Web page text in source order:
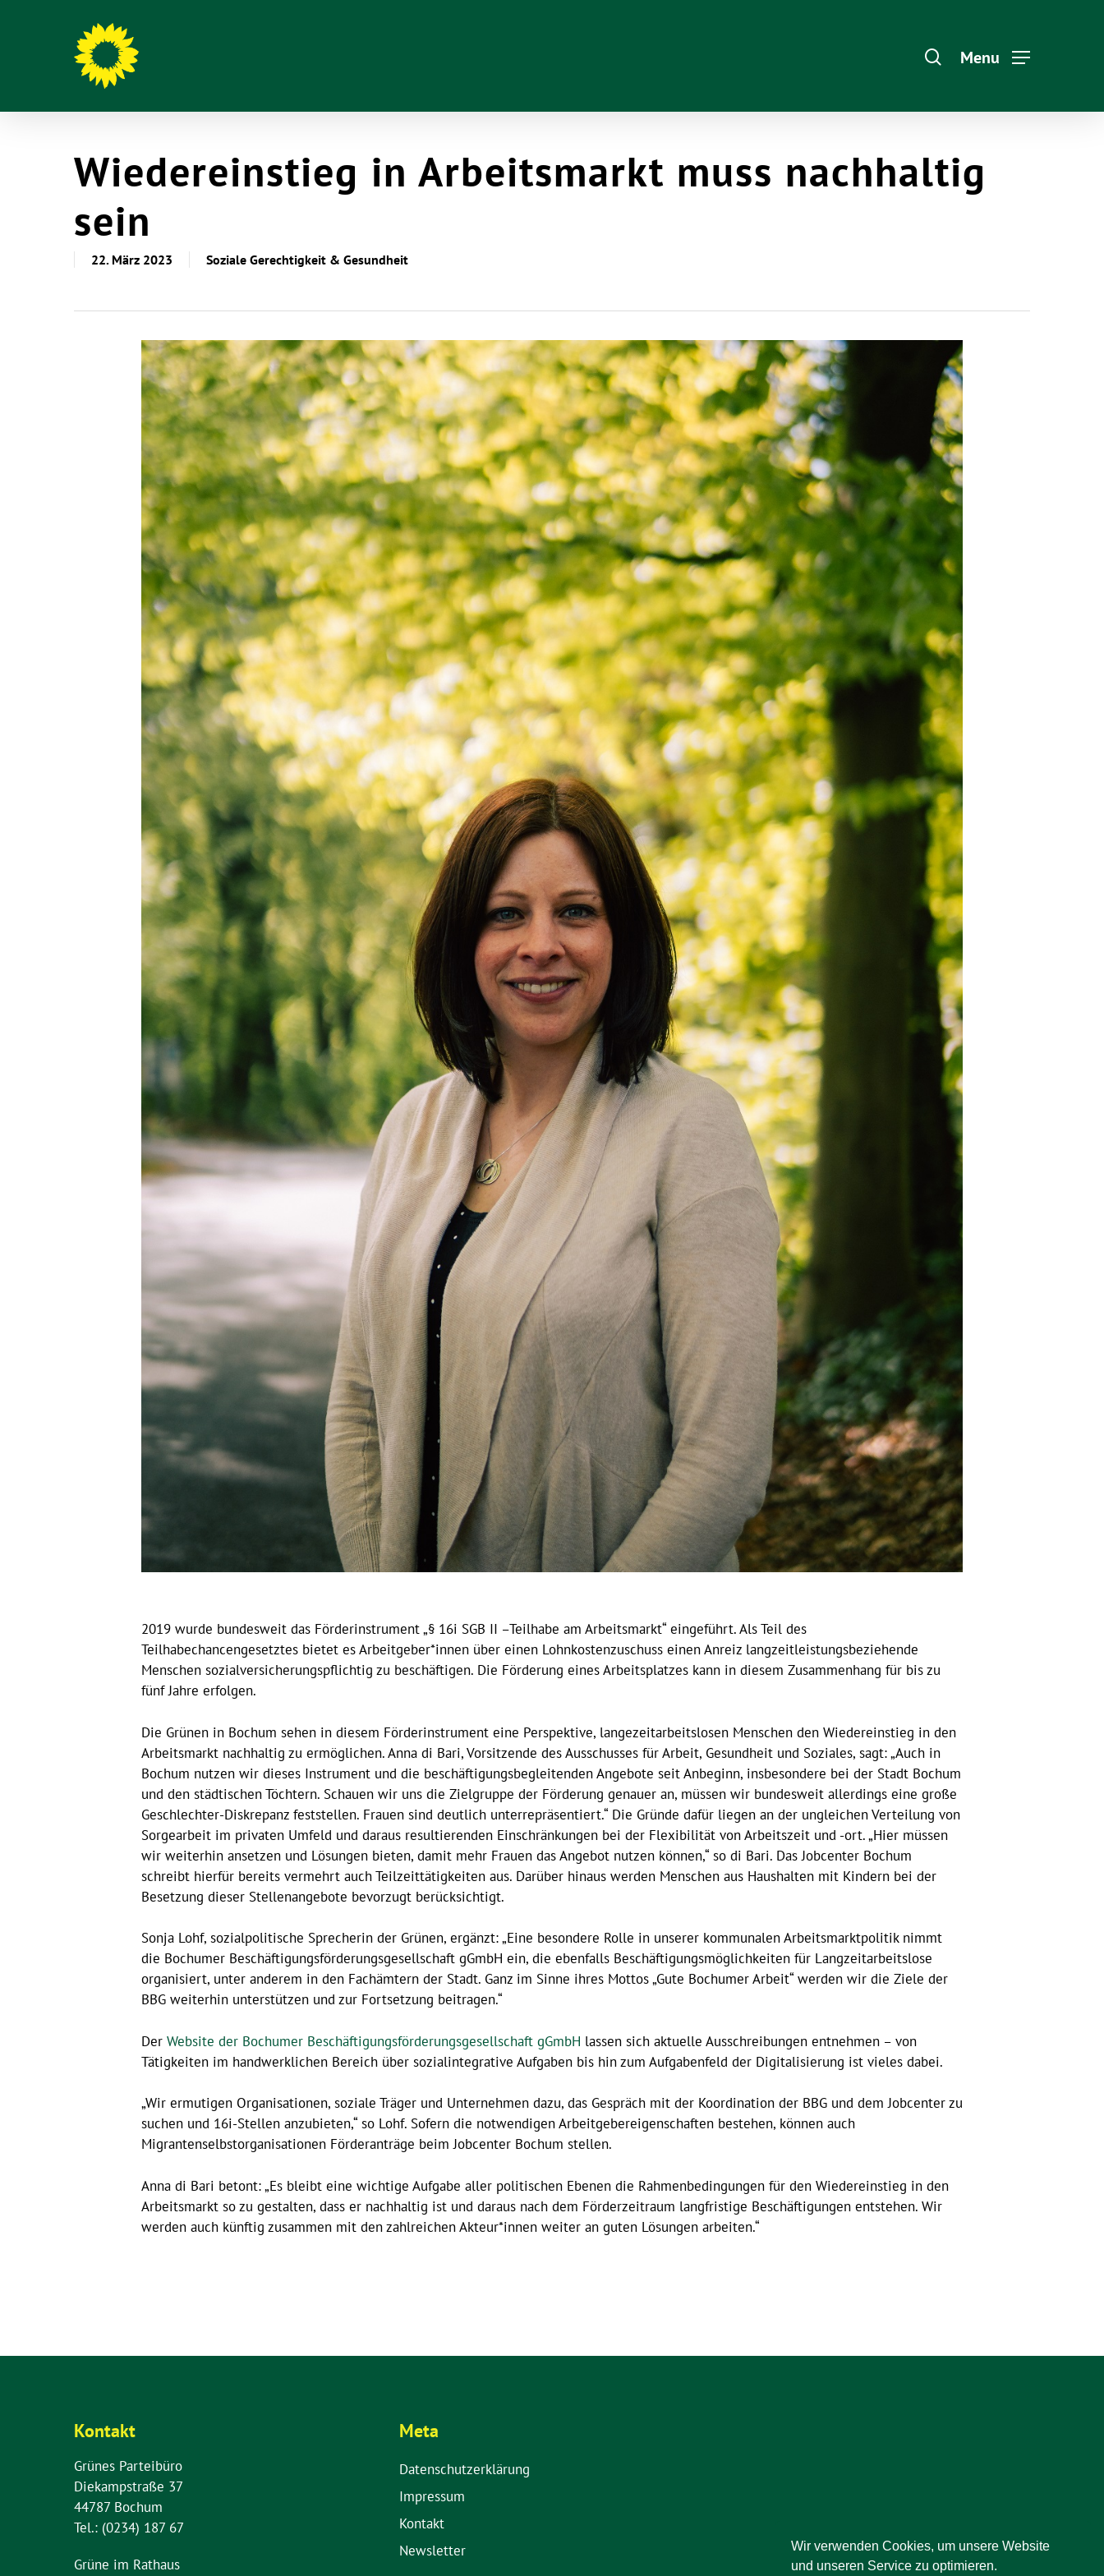
Hit enter to search or ESC to close
Menu
Wiedereinstieg in Arbeitsmarkt muss nachhaltig
sein
22. März 2023 Soziale Gerechtigkeit & Gesundheit
2019 wurde bundesweit das Förderinstrument „§ 16i SGB II –Teilhabe am Arbeitsmarkt“ eingeführt. Als Teil des
Teilhabechancengesetztes bietet es Arbeitgeber*innen über einen Lohnkostenzuschuss einen Anreiz langzeitleistungsbeziehende
Menschen sozialversicherungspflichtig zu beschäftigen. Die Förderung eines Arbeitsplatzes kann in diesem Zusammenhang für bis zu
fünf Jahre erfolgen.
Die Grünen in Bochum sehen in diesem Förderinstrument eine Perspektive, langezeitarbeitslosen Menschen den Wiedereinstieg in den
Arbeitsmarkt nachhaltig zu ermöglichen. Anna di Bari, Vorsitzende des Ausschusses für Arbeit, Gesundheit und Soziales, sagt: „Auch in
Bochum nutzen wir dieses Instrument und die beschäftigungsbegleitenden Angebote seit Anbeginn, insbesondere bei der Stadt Bochum
und den städtischen Töchtern. Schauen wir uns die Zielgruppe der Förderung genauer an, müssen wir bundesweit allerdings eine große
Geschlechter-Diskrepanz feststellen. Frauen sind deutlich unterrepräsentiert.“ Die Gründe dafür liegen an der ungleichen Verteilung von
Sorgearbeit im privaten Umfeld und daraus resultierenden Einschränkungen bei der Flexibilität von Arbeitszeit und -ort. „Hier müssen
wir weiterhin ansetzen und Lösungen bieten, damit mehr Frauen das Angebot nutzen können,“ so di Bari. Das Jobcenter Bochum
schreibt hierfür bereits vermehrt auch Teilzeittätigkeiten aus. Darüber hinaus werden Menschen aus Haushalten mit Kindern bei der
Besetzung dieser Stellenangebote bevorzugt berücksichtigt.
Sonja Lohf, sozialpolitische Sprecherin der Grünen, ergänzt: „Eine besondere Rolle in unserer kommunalen Arbeitsmarktpolitik nimmt
die Bochumer Beschäftigungsförderungsgesellschaft gGmbH ein, die ebenfalls Beschäftigungsmöglichkeiten für Langzeitarbeitslose
organisiert, unter anderem in den Fachämtern der Stadt. Ganz im Sinne ihres Mottos „Gute Bochumer Arbeit“ werden wir die Ziele der
BBG weiterhin unterstützen und zur Fortsetzung beitragen.“
Der Website der Bochumer Beschäftigungsförderungsgesellschaft gGmbH lassen sich aktuelle Ausschreibungen entnehmen – von
Tätigkeiten im handwerklichen Bereich über sozialintegrative Aufgaben bis hin zum Aufgabenfeld der Digitalisierung ist vieles dabei.
„Wir ermutigen Organisationen, soziale Träger und Unternehmen dazu, das Gespräch mit der Koordination der BBG und dem Jobcenter zu
suchen und 16i-Stellen anzubieten,“ so Lohf. Sofern die notwendigen Arbeitgebereigenschaften bestehen, können auch
Migrantenselbstorganisationen Förderanträge beim Jobcenter Bochum stellen.
Anna di Bari betont: „Es bleibt eine wichtige Aufgabe aller politischen Ebenen die Rahmenbedingungen für den Wiedereinstieg in den
Arbeitsmarkt so zu gestalten, dass er nachhaltig ist und daraus nach dem Förderzeitraum langfristige Beschäftigungen entstehen. Wir
werden auch künftig zusammen mit den zahlreichen Akteur*innen weiter an guten Lösungen arbeiten.“
Kontakt
Grünes Parteibüro
Diekampstraße 37
44787 Bochum
Tel.: (0234) 187 67
Grüne im Rathaus
Meta
Datenschutzerklärung
Impressum
Kontakt
Newsletter
Wir verwenden Cookies, um unsere Website
und unseren Service zu optimieren.